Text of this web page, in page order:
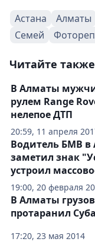
Астана Алматы
Семей
Читайте также
20:59, 11 апреля
В Алматы
рулем Range
нелепое ДТП
19:00, 20 февраля
Водитель БМВ
заметил знак
устроил
17:20, 23 мая 2014
В Алматы
протаранил